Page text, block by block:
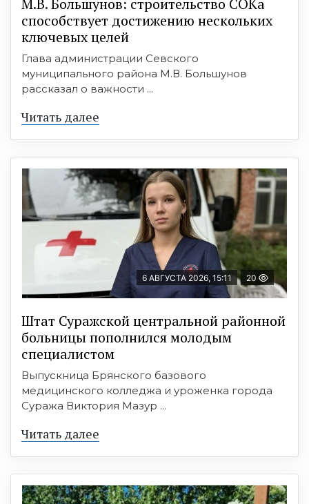
способствует достижению нескольких
ключевых целей
Глава администрации Севского
муниципального района М.В. Большунов
рассказал о важности ...
Читать далее
6 АВГУСТА 2026, 15:11 20
Штат Суражской центральной районной
больницы пополнился молодым
специалистом
Выпускница Брянского базового
медицинского колледжа и уроженка города
Суража Виктория Мазур ...
Читать далее